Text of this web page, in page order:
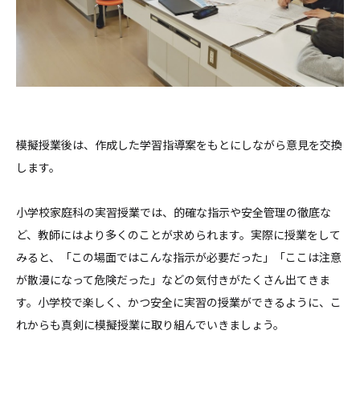
模擬授業後は、作成した学習指導案をもとにしながら意見を交換
します。
小学校家庭科の実習授業では、的確な指示や安全管理の徹底な
ど、教師にはより多くのことが求められます。実際に授業をして
みると、「この場面ではこんな指示が必要だった」「ここは注意
が散漫になって危険だった」などの気付きがたくさん出てきま
す。小学校で楽しく、かつ安全に実習の授業ができるように、こ
れからも真剣に模擬授業に取り組んでいきましょう。